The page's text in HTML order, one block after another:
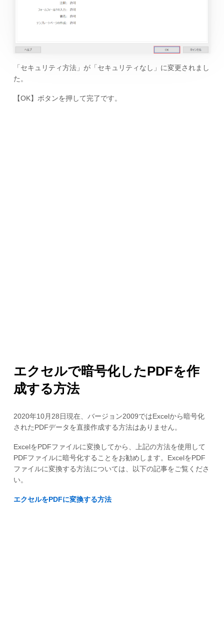
「セキュリティ方法」が「セキュリティなし」に変更されまし
た。
【OK】ボタンを押して完了です。
エクセルで暗号化したPDFを作
成する方法
2020年10月28日現在、バージョン2009ではExcelから暗号化
されたPDFデータを直接作成する方法はありません。
ExcelをPDFファイルに変換してから、上記の方法を使用して
PDFファイルに暗号化することをお勧めします。ExcelをPDF
ファイルに変換する方法については、以下の記事をご覧くださ
い。
エクセルをPDFに変換する方法